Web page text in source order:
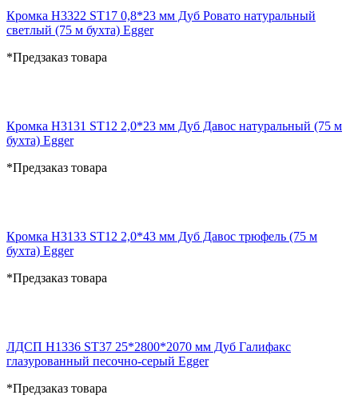
Кромка H3322 ST17 0,8*23 мм Дуб Ровато натуральный
светлый (75 м бухта) Egger
*Предзаказ товара
Кромка H3131 ST12 2,0*23 мм Дуб Давос натуральный (75 м
бухта) Egger
*Предзаказ товара
Кромка H3133 ST12 2,0*43 мм Дуб Давос трюфель (75 м
бухта) Egger
*Предзаказ товара
ЛДСП H1336 ST37 25*2800*2070 мм Дуб Галифакс
глазурованный песочно-серый Egger
*Предзаказ товара